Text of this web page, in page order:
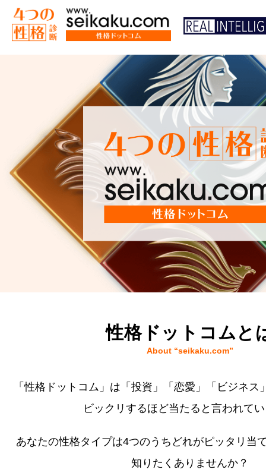
性格ドットコムと
About “seikaku.com”
「性格ドットコム」は「投資」「恋愛」「ビジネス
ビックリするほど当たると言われて
あなたの性格タイプは4つのうちどれがピッタリ当
知りたくありませんか？